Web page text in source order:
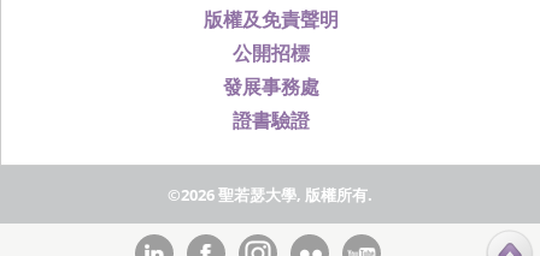
版權及免責聲明
公開招標
發展事務處
證書驗證
©2026 聖若瑟大學, 版權所有.